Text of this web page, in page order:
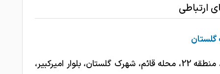
ارتباطی
تهران، منطقه 22، محله قائم، شهرک گلستان، بلوار امیرکبیر،